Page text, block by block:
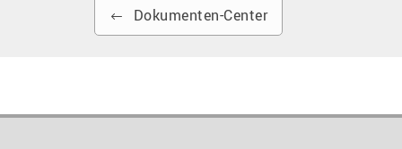
Dokumenten-Center